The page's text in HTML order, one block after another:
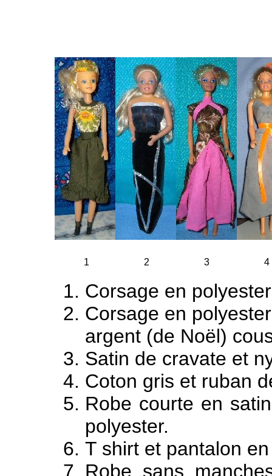
1 2 3 4
Corsage en
Corsage en
argent (de Noël)
Satin de cravate et
Coton gris et ruban
Robe courte en
polyester.
T shirt et pantalon
Robe sans